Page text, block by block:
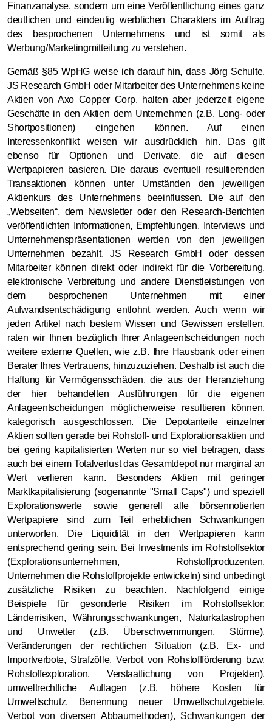
Finanzanalyse, sondern um eine Veröffentlichung eines ganz
deutlichen und eindeutig werblichen Charakters im Auftrag
des besprochenen Unternehmens und ist somit als
Werbung/Marketingmitteilung zu verstehen.
Gemäß §85 WpHG weise ich darauf hin, dass Jörg Schulte,
JS Research GmbH oder Mitarbeiter des Unternehmens keine
Aktien von Axo Copper Corp. halten aber jederzeit eigene
Geschäfte in den Aktien dem Unternehmen (z.B. Long- oder
Shortpositionen) eingehen können. Auf einen
Interessenkonflikt weisen wir ausdrücklich hin. Das gilt
ebenso für Optionen und Derivate, die auf diesen
Wertpapieren basieren. Die daraus eventuell resultierenden
Transaktionen können unter Umständen den jeweiligen
Aktienkurs des Unternehmens beeinflussen. Die auf den
„Webseiten“, dem Newsletter oder den Research-Berichten
veröffentlichten Informationen, Empfehlungen, Interviews und
Unternehmenspräsentationen werden von den jeweiligen
Unternehmen bezahlt. JS Research GmbH oder dessen
Mitarbeiter können direkt oder indirekt für die Vorbereitung,
elektronische Verbreitung und andere Dienstleistungen von
dem besprochenen Unternehmen mit einer
Aufwandsentschädigung entlohnt werden. Auch wenn wir
jeden Artikel nach bestem Wissen und Gewissen erstellen,
raten wir Ihnen bezüglich Ihrer Anlageentscheidungen noch
weitere externe Quellen, wie z.B. Ihre Hausbank oder einen
Berater Ihres Vertrauens, hinzuzuziehen. Deshalb ist auch die
Haftung für Vermögensschäden, die aus der Heranziehung
der hier behandelten Ausführungen für die eigenen
Anlageentscheidungen möglicherweise resultieren können,
kategorisch ausgeschlossen. Die Depotanteile einzelner
Aktien sollten gerade bei Rohstoff- und Explorationsaktien und
bei gering kapitalisierten Werten nur so viel betragen, dass
auch bei einem Totalverlust das Gesamtdepot nur marginal an
Wert verlieren kann. Besonders Aktien mit geringer
Marktkapitalisierung (sogenannte "Small Caps") und speziell
Explorationswerte sowie generell alle börsennotierten
Wertpapiere sind zum Teil erheblichen Schwankungen
unterworfen. Die Liquidität in den Wertpapieren kann
entsprechend gering sein. Bei Investments im Rohstoffsektor
(Explorationsunternehmen, Rohstoffproduzenten,
Unternehmen die Rohstoffprojekte entwickeln) sind unbedingt
zusätzliche Risiken zu beachten. Nachfolgend einige
Beispiele für gesonderte Risiken im Rohstoffsektor:
Länderrisiken, Währungsschwankungen, Naturkatastrophen
und Unwetter (z.B. Überschwemmungen, Stürme),
Veränderungen der rechtlichen Situation (z.B. Ex- und
Importverbote, Strafzölle, Verbot von Rohstoffförderung bzw.
Rohstoffexploration, Verstaatlichung von Projekten),
umweltrechtliche Auflagen (z.B. höhere Kosten für
Umweltschutz, Benennung neuer Umweltschutzgebiete,
Verbot von diversen Abbaumethoden), Schwankungen der